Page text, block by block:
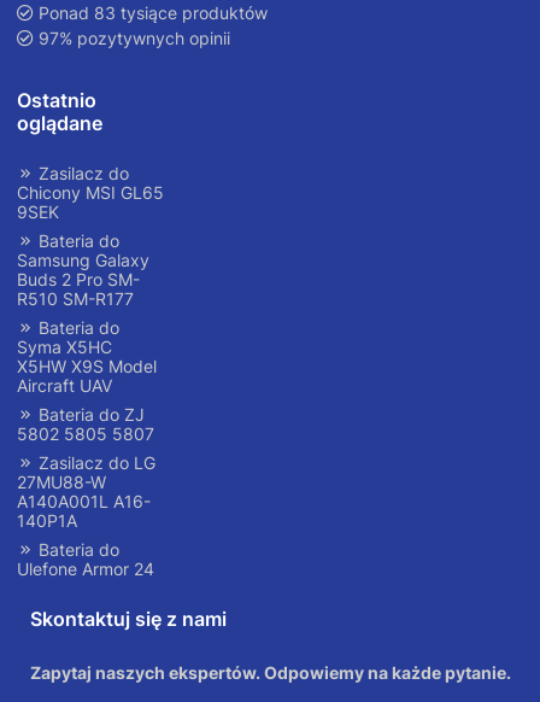
Ponad 83 tysiące produktów
97% pozytywnych opinii
Ostatnio
oglądane
Zasilacz do
Chicony MSI GL65
9SEK
Bateria do
Samsung Galaxy
Buds 2 Pro SM-
R510 SM-R177
Bateria do
Syma X5HC
X5HW X9S Model
Aircraft UAV
Bateria do ZJ
5802 5805 5807
Zasilacz do LG
27MU88-W
A140A001L A16-
140P1A
Bateria do
Ulefone Armor 24
Skontaktuj się z nami
Zapytaj naszych ekspertów. Odpowiemy na każde pytanie.